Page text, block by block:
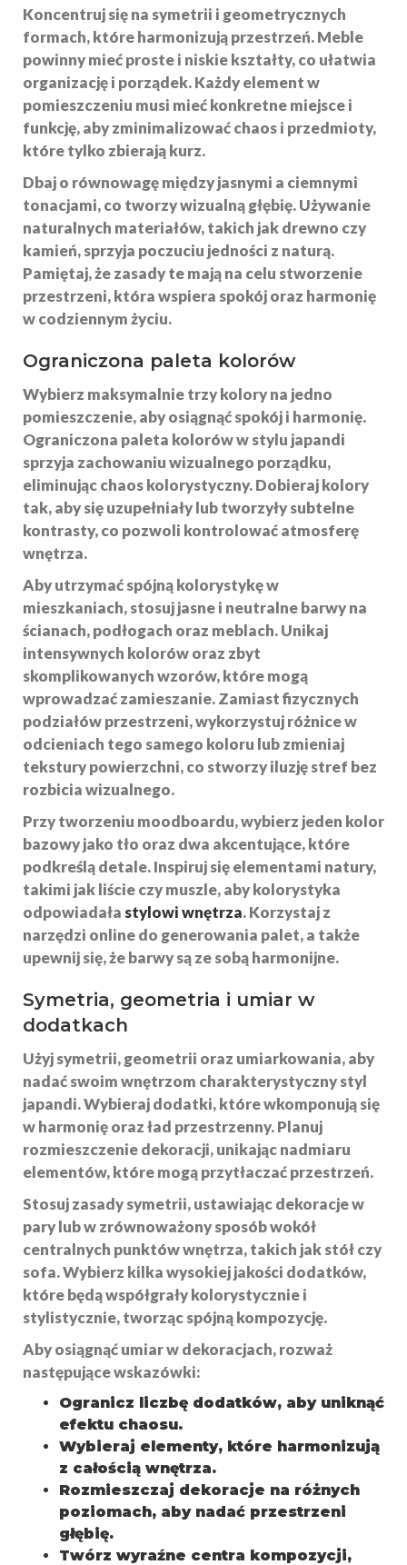
Koncentruj się na symetrii i geometrycznych
formach, które harmonizują przestrzeń. Meble
powinny mieć proste i niskie kształty, co ułatwia
organizację i porządek. Każdy element w
pomieszczeniu musi mieć konkretne miejsce i
funkcję, aby zminimalizować chaos i przedmioty,
które tylko zbierają kurz.
Dbaj o równowagę między jasnymi a ciemnymi
tonacjami, co tworzy wizualną głębię. Używanie
naturalnych materiałów, takich jak drewno czy
kamień, sprzyja poczuciu jedności z naturą.
Pamiętaj, że zasady te mają na celu stworzenie
przestrzeni, która wspiera spokój oraz harmonię
w codziennym życiu.
Ograniczona paleta kolorów
Wybierz maksymalnietrzy koloryna jedno
pomieszczenie, aby osiągnąć spokój i harmonię.
Ograniczona paleta kolorów w stylu japandi
sprzyja zachowaniu wizualnego porządku,
eliminując chaos kolorystyczny. Dobieraj kolory
tak, aby się uzupełniały lub tworzyły subtelne
kontrasty, co pozwoli kontrolować atmosferę
wnętrza.
Aby utrzymać spójną kolorystykę w
mieszkaniach, stosuj jasne i neutralne barwy na
ścianach, podłogach oraz meblach. Unikaj
intensywnych kolorów oraz zbyt
skomplikowanych wzorów, które mogą
wprowadzać zamieszanie. Zamiast fizycznych
podziałów przestrzeni, wykorzystuj różnice w
odcieniach tego samego koloru lub zmieniaj
tekstury powierzchni, co stworzy iluzję stref bez
rozbicia wizualnego.
Przy tworzeniu moodboardu, wybierz jeden kolor
bazowy jako tło oraz dwa akcentujące, które
podkreślą detale. Inspiruj się elementami natury,
takimi jak liście czy muszle, aby kolorystyka
odpowiadała stylowi wnętrza. Korzystaj z
narzędzi online do generowania palet, a także
upewnij się, że barwy są ze sobą harmonijne.
Symetria, geometria i umiar w
dodatkach
Użyjsymetrii,geometrii oraz umiarkowania, aby
nadać swoim wnętrzom charakterystyczny styl
japandi. Wybieraj dodatki, które wkomponują się
w harmonię oraz ład przestrzenny. Planuj
rozmieszczenie dekoracji, unikając nadmiaru
elementów, które mogą przytłaczać przestrzeń.
Stosuj zasady symetrii, ustawiając dekoracje w
pary lub w zrównoważony sposób wokół
centralnych punktów wnętrza, takich jak stół czy
sofa. Wybierz kilka wysokiej jakości dodatków,
które będą współgrały kolorystycznie i
stylistycznie, tworząc spójną kompozycję.
Aby osiągnąć umiar w dekoracjach, rozważ
następujące wskazówki:
Ogranicz liczbę dodatków, aby uniknąć
efektu chaosu.
Wybieraj elementy, które harmonizują
z całością wnętrza.
Rozmieszczaj dekoracje na różnych
poziomach, aby nadać przestrzeni
głębię.
Twórz wyraźne centra kompozycji,